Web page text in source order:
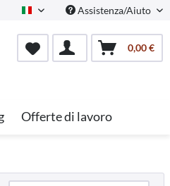
Italian Assistenza/Aiuto
0,00 €
Offerte di lavoro